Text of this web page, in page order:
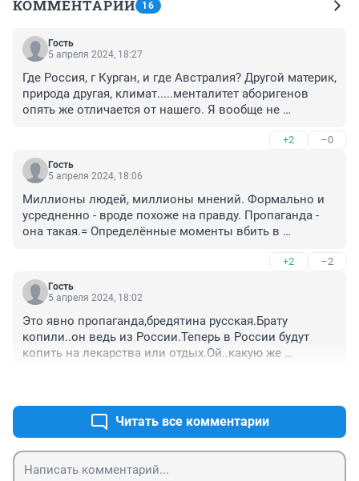
КОММЕНТАРИИ 16
Гость
5 апреля 2024, 18:27
Где Россия, г Курган, и где Австралия? Другой материк,
природа другая, климат.....менталитет аборигенов
опять же отличается от нашего. Я вообще не
крокодилами, акулами, тараканами, грызунами
размером с собаку. Для чего? Австралия что, центр
духовности, или может науки, или может
человеку? Даже муж не австралиец. И цены здесь ни
при чем. Завтра, может, и в Кургане все подорожает,
опять на край света бежать? Я еще понимаю на
пешкэом рано или поздно можно дойти до России ,
до дома. Но за океан?! На хрен надо...
+2 –0
Гость
5 апреля 2024, 18:06
Миллионы людей, миллионы мнений. Формально и
усредненно - вроде похоже на правду. Пропаганда -
она такая.= Определённые моменты вбить в
сторону. Ненужное заретушировано и убрано с
обзора. Каждый творец своей судьбы. Поговорка "где
родился там пригодился" примитивна и годится для
+2 –2
Гость
5 апреля 2024, 18:02
Это явно пропаганда,бредятина русская.Брату
копили..он ведь из России.Теперь в России будут
копить на лекарства или отдых.Ой..какую же
Читать все комментарии